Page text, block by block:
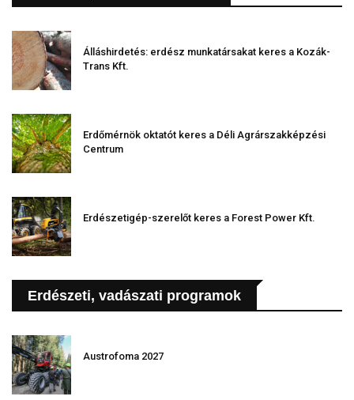
Álláshirdetés: erdész munkatársakat keres a Kozák-
Trans Kft.
Erdőmérnök oktatót keres a Déli Agrárszakképzési
Centrum
Erdészetigép-szerelőt keres a Forest Power Kft.
Erdészeti, vadászati programok
Austrofoma 2027